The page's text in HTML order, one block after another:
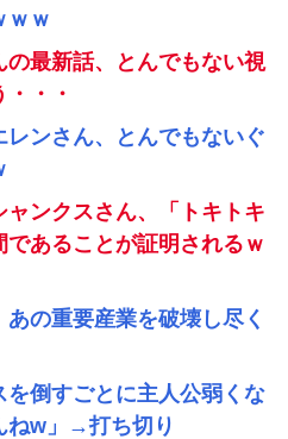
ｗｗ
の最新話、とんでもない視
・・
レンさん、とんでもないぐ
ャンクスさん、「トキトキ
あることが証明されるｗ
あの重要産業を破壊し尽く
を倒すごとに主人公弱くな
ねw」→打ち切り